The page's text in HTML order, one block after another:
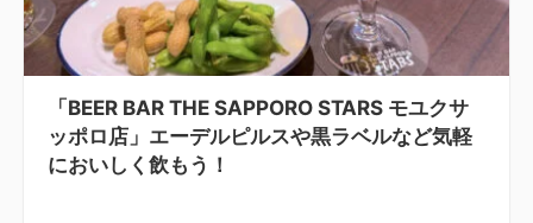
「BEER BAR THE SAPPORO STARS モユクサ
ッポロ店」エーデルピルスや黒ラベルなど気軽
においしく飲もう！